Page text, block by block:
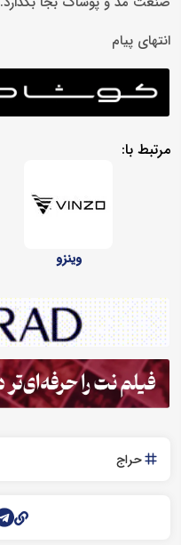
انتهای پیام
مرتبط با:
وینزو
حراج